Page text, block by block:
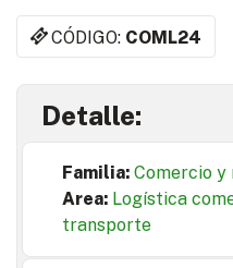
CÓDIGO: COML24
Detalle:
Familia: Comercio
Area: Logística
transporte